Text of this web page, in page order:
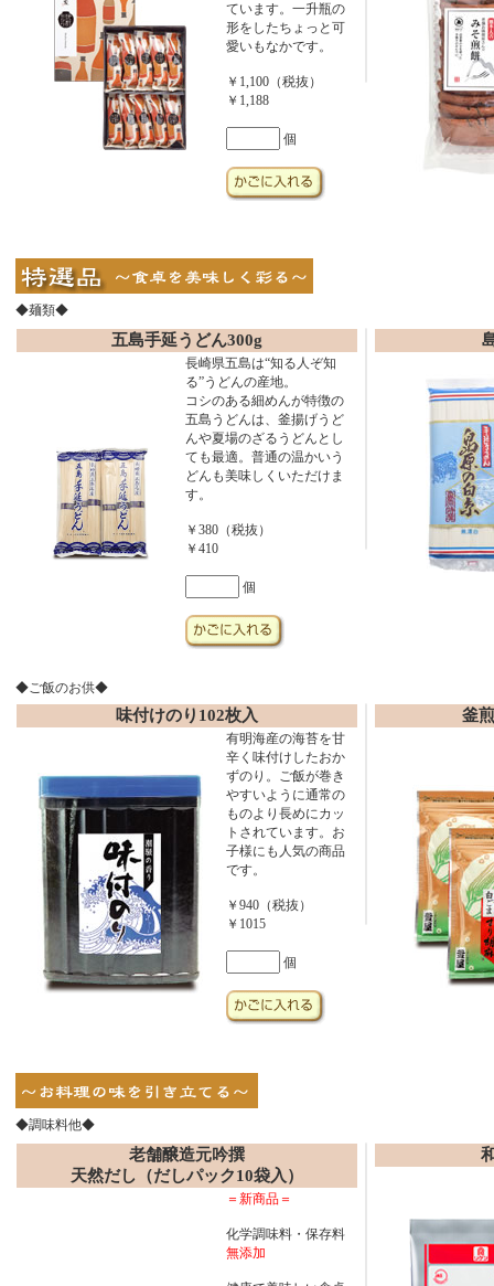
ています。一升瓶の
形をしたちょっと可
愛いもなかです。
￥1,100（税抜）
￥1,188
個
◆麺類◆
五島手延うどん300g
長崎県五島は“知る人ぞ知
る”うどんの産地。
コシのある細めんが特徴の
五島うどんは、釜揚げうど
んや夏場のざるうどんとし
ても最適。普通の温かいう
どんも美味しくいただけま
す。
￥380（税抜）
￥410
個
◆ご飯のお供◆
味付けのり102枚入
有明海産の海苔を甘
辛く味付けしたおか
ずのり。ご飯が巻き
やすいように通常の
ものより長めにカッ
トされています。お
子様にも人気の商品
です。
￥940（税抜）
￥1015
個
釜
◆調味料他◆
老舗醸造元吟撰
天然だし（だしパック10袋入）
＝新商品＝
化学調味料・保存料
無添加